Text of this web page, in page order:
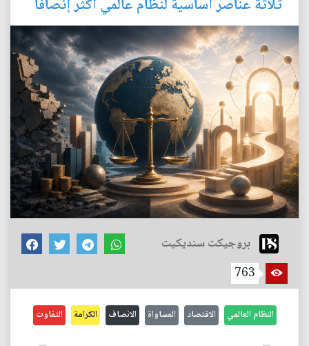
ثلاثة عناصر أساسية لنظام عالمي أكثر إنصافا
بروجيكت سنديكيت
763
النظام العالمي الاقتصاد المساواة الانصاف الكرامة التفاوت